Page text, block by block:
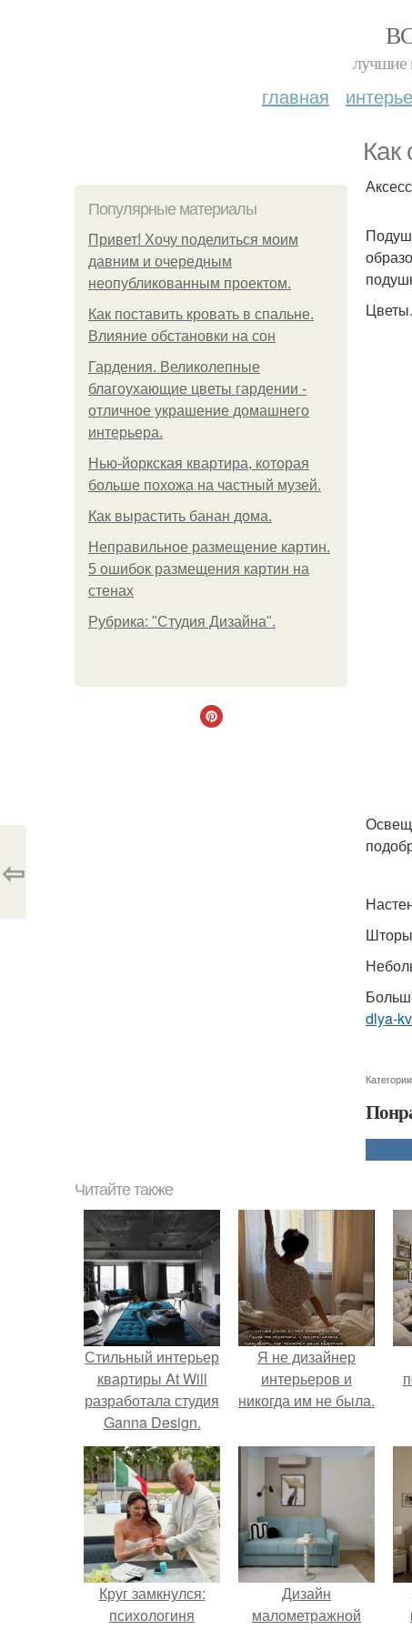
лучшие
главная
Как
Популярные материалы
Привет! Хочу поделиться моим
давним и очередным
неопубликованным проектом.
Как поставить кровать в спальне.
Влияние обстановки на сон
Гардения. Великолепные
благоухающие цветы гардении -
отличное украшение домашнего
интерьера.
Нью-йоркская квартира, которая
больше похожа на частный музей.
Как вырастить банан дома.
Неправильное размещение картин.
5 ошибок размещения картин на
стенах
Рубрика: "Студия Дизайна".
Шторы
dlya-
⇦
Читайте также
Стильный интерьер
квартиры At Will
разработала студия
Ganna Design.
Я не дизайнер
интерьеров и
никогда им не была.
Круг замкнулся:
психологиня
Дизайн
малометражной